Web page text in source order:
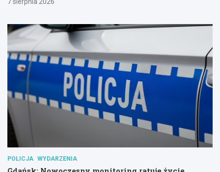
POLICJA WYDARZENIA